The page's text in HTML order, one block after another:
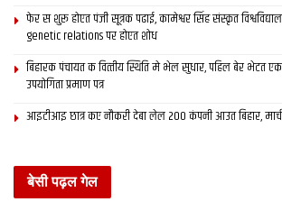
फेर स शुरू होएत पंजी सूत्रक पढाई, कामेश्वर सिंह संस्कृत
genetic relations पर होएत शोध
बिहारक पंचायत क वित्‍तीय स्थिति मे भेल सुधार, पहिल बेर भेटत
उपयोगिता प्रमाण पत्र
आइटीआइ छात्र कए नौकरी देबा लेल 200 कंपनी आउत बिहार,
बेसी पढ़ल गेल